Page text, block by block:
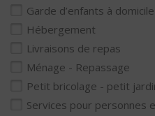
Garde d’enfants à domicile
Hébergement
Livraisons de repas
Ménage - Repassage
Petit bricolage - petit
Services pour personnes